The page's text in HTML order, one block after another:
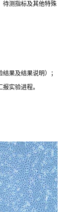
待测指标及其他特殊
果及结果说明）；
实验进程。